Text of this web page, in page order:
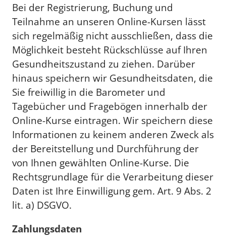
Bei der Registrierung, Buchung und
Teilnahme an unseren Online-Kursen lässt
sich regelmäßig nicht ausschließen, dass die
Möglichkeit besteht Rückschlüsse auf Ihren
Gesundheitszustand zu ziehen. Darüber
hinaus speichern wir Gesundheitsdaten, die
Sie freiwillig in die Barometer und
Tagebücher und Fragebögen innerhalb der
Online-Kurse eintragen. Wir speichern diese
Informationen zu keinem anderen Zweck als
der Bereitstellung und Durchführung der
von Ihnen gewählten Online-Kurse. Die
Rechtsgrundlage für die Verarbeitung dieser
Daten ist Ihre Einwilligung gem. Art. 9 Abs. 2
lit. a) DSGVO.
Zahlungsdaten